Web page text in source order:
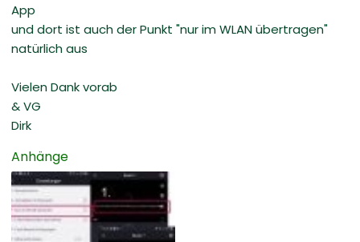
App
und dort ist auch der Punkt "nur im WLAN übertragen"
natürlich aus
Vielen Dank vorab
& VG
Dirk
Anhänge